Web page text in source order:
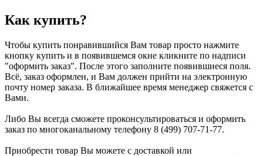
Как купить?
Чтобы купить понравившийся Вам товар просто нажмите
кнопку купить и в появившемся окне кликните по надписи
"оформить заказ". После этого заполните появившиеся поля.
Всё, заказ оформлен, и Вам должен прийти на электронную
почту номер заказа. В ближайшее время менеджер свяжется с
Вами.
Либо Вы всегда сможете проконсультироваться и оформить
заказ по многоканальному телефону 8 (499) 707-71-77.
Приобрести товар Вы можете с доставкой или